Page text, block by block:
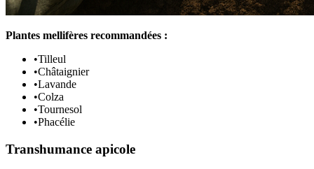
Plantes mellifères recommandées :
•Tilleul
•Châtaignier
•Lavande
•Colza
•Tournesol
•Phacélie
Transhumance apicole